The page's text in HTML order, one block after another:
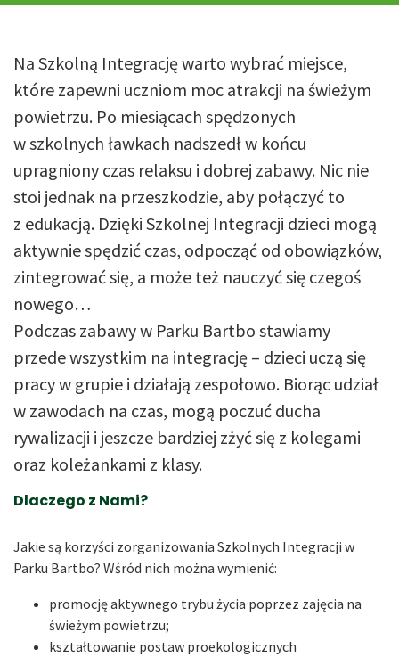
Na Szkolną Integrację warto wybrać miejsce,
które zapewni uczniom moc atrakcji na świeżym
powietrzu. Po miesiącach spędzonych
w szkolnych ławkach nadszedł w końcu
upragniony czas relaksu i dobrej zabawy. Nic nie
stoi jednak na przeszkodzie, aby połączyć to
z edukacją. Dzięki Szkolnej Integracji dzieci mogą
aktywnie spędzić czas, odpocząć od obowiązków,
zintegrować się, a może też nauczyć się czegoś
nowego…
Podczas zabawy w Parku Bartbo stawiamy
przede wszystkim na integrację – dzieci uczą się
pracy w grupie i działają zespołowo. Biorąc udział
w zawodach na czas, mogą poczuć ducha
rywalizacji i jeszcze bardziej zżyć się z kolegami
oraz koleżankami z klasy.
Dlaczego z Nami?
Jakie są korzyści zorganizowania Szkolnych Integracji w
Parku Bartbo? Wśród nich można wymienić:
promocję aktywnego trybu życia poprzez zajęcia na
świeżym powietrzu;
kształtowanie postaw proekologicznych